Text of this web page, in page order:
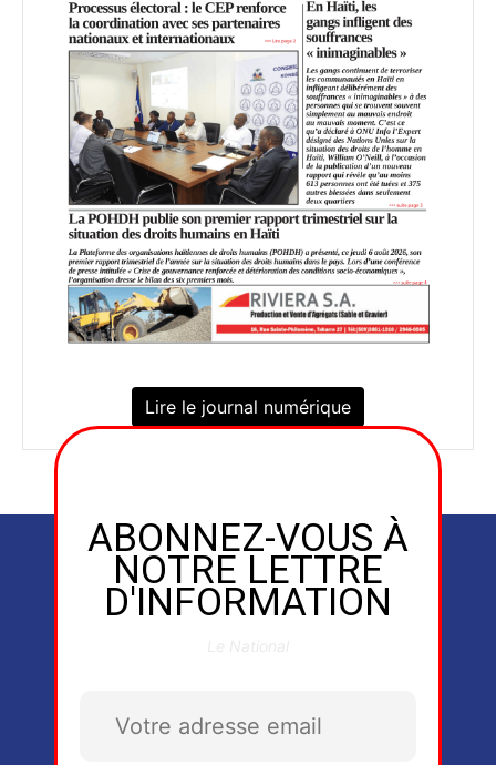
Lire le journal numérique
ABONNEZ-VOUS À
NOTRE LETTRE
D'INFORMATION